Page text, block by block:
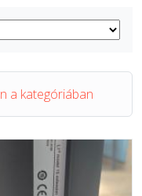
a kategóriában